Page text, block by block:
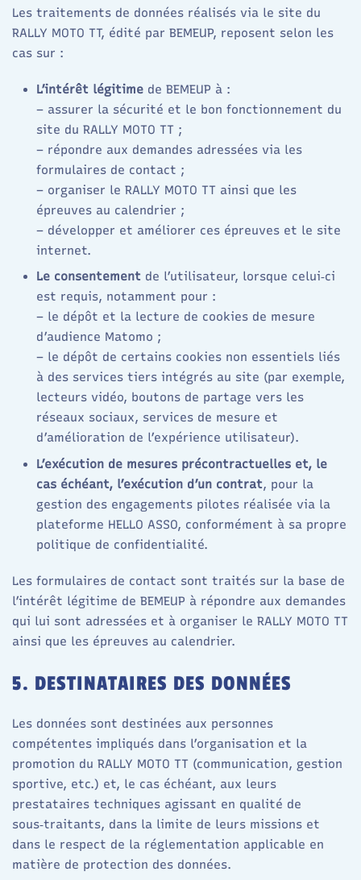
Les traitements de données réalisés via le site du
RALLY MOTO TT, édité par BEMEUP, reposent selon les
cas sur :
L’intérêt légitime de BEMEUP à :
– assurer la sécurité et le bon fonctionnement du
site du RALLY MOTO TT ;
– répondre aux demandes adressées via les
formulaires de contact ;
– organiser le RALLY MOTO TT ainsi que les
épreuves au calendrier ;
– développer et améliorer ces épreuves et le site
internet.
Le consentement de l’utilisateur, lorsque celui‑ci
est requis, notamment pour :
– le dépôt et la lecture de cookies de mesure
d’audience Matomo ;
– le dépôt de certains cookies non essentiels liés
à des services tiers intégrés au site (par exemple,
lecteurs vidéo, boutons de partage vers les
réseaux sociaux, services de mesure et
d’amélioration de l’expérience utilisateur).
L’exécution de mesures précontractuelles et, le
cas échéant, l’exécution d’un contrat, pour la
gestion des engagements pilotes réalisée via la
plateforme HELLO ASSO, conformément à sa propre
politique de confidentialité.
Les formulaires de contact sont traités sur la base de
l’intérêt légitime de BEMEUP à répondre aux demandes
qui lui sont adressées et à organiser le RALLY MOTO TT
ainsi que les épreuves au calendrier.
5. DESTINATAIRES DES DONNÉES
Les données sont destinées aux personnes
compétentes impliqués dans l’organisation et la
promotion du RALLY MOTO TT (communication, gestion
sportive, etc.) et, le cas échéant, aux leurs
prestataires techniques agissant en qualité de
sous‑traitants, dans la limite de leurs missions et
dans le respect de la réglementation applicable en
matière de protection des données.​